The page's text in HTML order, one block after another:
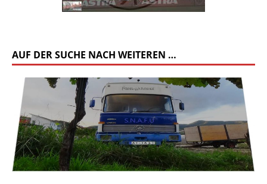
AUF DER SUCHE NACH WEITEREN …